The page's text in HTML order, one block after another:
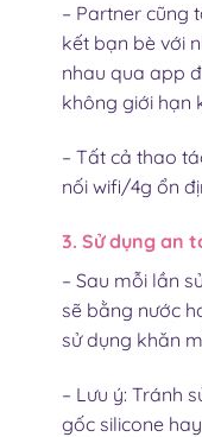
– Partner cũng
kết bạn bè với
nhau qua app
không giới hạn
– Tất cả thao
nối wifi/4g ổn
3. Sử dụng an
– Sau mỗi lần
sẽ bằng nước
sử dụng khăn
– Lưu ý: Tránh
gốc silicone